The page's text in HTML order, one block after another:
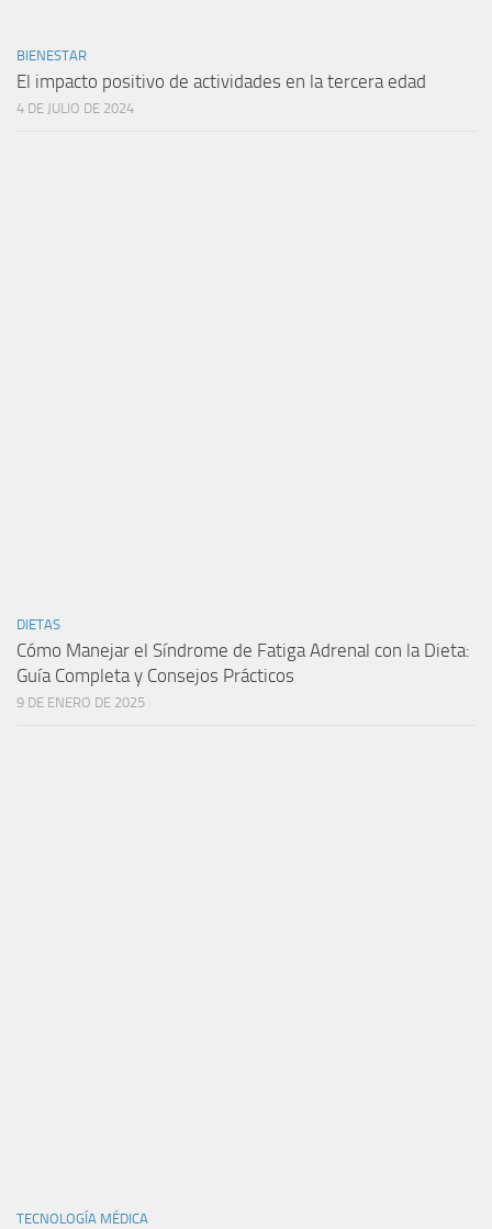
BIENESTAR
El impacto positivo de actividades en la tercera edad
4 DE JULIO DE 2024
DIETAS
Cómo Manejar el Síndrome de Fatiga Adrenal con la Dieta:
Guía Completa y Consejos Prácticos
9 DE ENERO DE 2025
TECNOLOGÍA MÉDICA